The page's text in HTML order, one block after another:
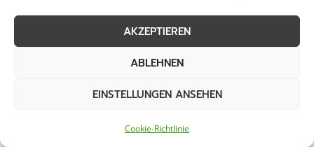
AKZEPTIEREN
ABLEHNEN
EINSTELLUNGEN ANSEHEN
Cookie-Richtlinie
Bereitschaftsdienst sind darauf vorbereitet, in
Notsituationen zuverlässig und effizient zu
handeln, um Schäden zu minimieren und die
Sicherheit zu gewährleisten. Durch die Nähe zu
Ort sein und rasch mit der Behebung von